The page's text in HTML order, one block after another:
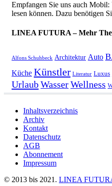
Empfangen Sie uns auch
lesen können. Dazu benötigen
LINEA FUTURA – Mehr
Alfons Schuhbeck Architektur Auto
Küche Künstler Literatur Luxus
UrlaubWasserWellness
Inhaltsverzeichnis
Archiv
Kontakt
Datenschutz
AGB
Abonnement
Impressum
© 2013 bis 2021. LINEA